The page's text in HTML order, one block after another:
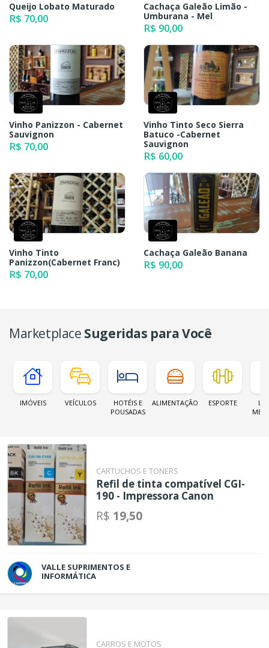
Queijo Lobato Maturado
R$ 70,00
Cachaça Galeão Limão -
Umburana - Mel
R$ 90,00
Vinho Panizzon - Cabernet
Sauvignon
R$ 70,00
Vinho Tinto Seco Sierra
Batuco -Cabernet
Sauvignon
R$ 60,00
Vinho Tinto
Panizzon(Cabernet Franc)
R$ 70,00
Cachaça Galeão Banana
R$ 90,00
Marketplace Sugeridas para Você
IMÓVEIS VEÍCULOS
HOTÉIS E
POUSADAS
ALIMENTAÇÃO ESPORTE
CARTUCHOS E TONERS
Refil de tinta compatível CGI-
190 - Impressora Canon
R$ 19,50
VALLE SUPRIMENTOS E
INFORMÁTICA
CARROS E MOTOS